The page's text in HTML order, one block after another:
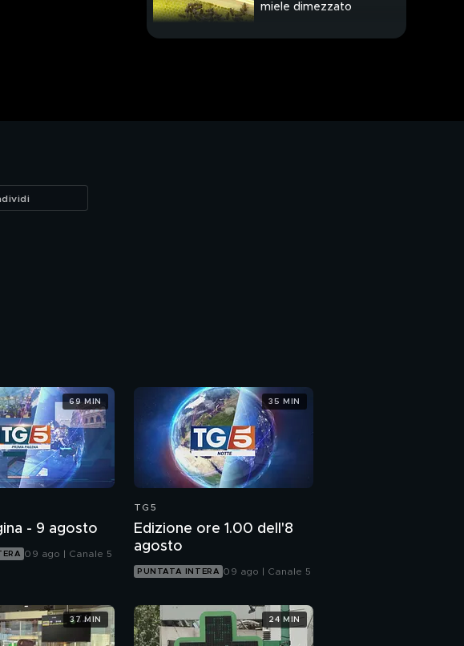
miele dimezzato
Il salame di Varzi
Dagli Stati Uniti, la
miglior carne alla griglia
- 9 agosto
09 ago | Canale 5
69 MIN
TG5
Edizione ore 1.00 dell'8
agosto
PUNTATA INTERA 09 ago | Canale 5
35 MIN
37 MIN 24 MIN